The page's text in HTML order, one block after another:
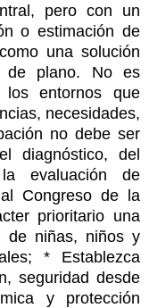
pero con un
o estimación de
una solución
de plano. No es
los entornos que
necesidades,
no debe ser
diagnóstico, del
evaluación de
Congreso de la
prioritario una
de niñas, niños y
* Establezca
seguridad desde
y protección